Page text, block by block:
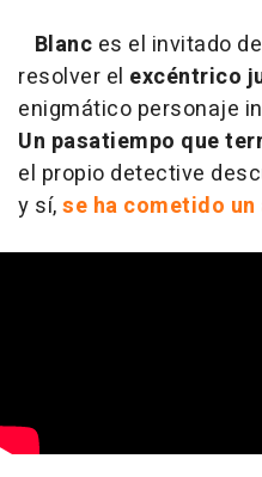
Blanc es el invitado
resolver el excéntrico
enigmático personaje
Un pasatiempo que
el propio detective
y sí,se ha cometido